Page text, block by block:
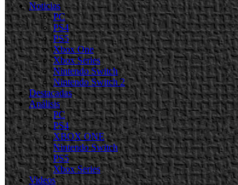
Noticias
PC
PS4
PS5
Xbox One
Xbox Series
Nintendo Switch
Nintendo Switch 2
Destacadas
Análisis
PC
PS4
XBOX ONE
Nintendo Switch
PS5
Xbox Series
Videos